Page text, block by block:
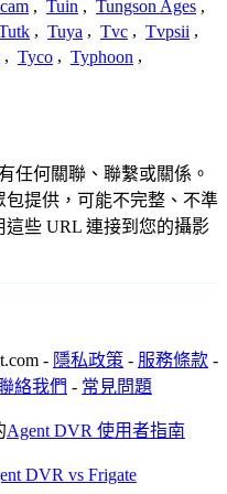
, Tuin , Tungson Ages ,
, Tuya , Tvc , Tvpsii ,
, Tyco , Typhoon ,
任何關聯、聯繫或關係。
提供，可能不完整、不準
些 URL 連接到您的攝影
- 隱私政策 - 服務條款 -
絡我們 - 常見問題
Agent DVR 使用者指南
DVR vs Frigate